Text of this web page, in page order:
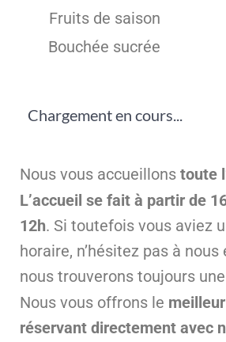
Fruits de saison
Bouchée sucrée
Chargement en cours...
Nous vous accueillons toute
L’accueil se fait à partir de
12h. Si toutefois vous aviez
horaire, n’hésitez pas à
nous trouverons toujours
Nous vous offrons le
réservant directement avec